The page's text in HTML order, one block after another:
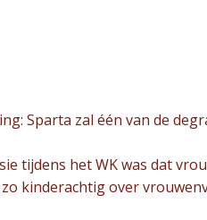
Sparta zal één van de
tijdens het WK was dat
kinderachtig over